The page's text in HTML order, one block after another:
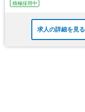
積極採用中
求人の詳細を見る